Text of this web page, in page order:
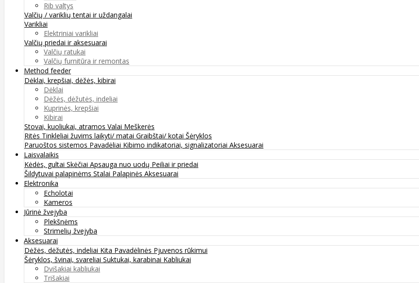
Rib valtys
Valčių / variklių tentai ir uždangalai
Varikliai
Elektriniai varikliai
Valčių priedai ir aksesuarai
Valčių ratukai
Valčių furnitūra ir remontas
Method feeder
Dėklai, krepšiai, dėžės, kibirai
Dėklai
Dėžės, dėžutės, indeliai
Kuprinės, krepšiai
Kibirai
Stovai, kuoliukai, atramos Valai Meškerės
Ritės Tinkleliai žuvims laikyti/ matai Graibštai/ kotai Šėryklos
Paruoštos sistemos Pavadėliai Kibimo indikatoriai, signalizatoriai Aksesuarai
Laisvalaikis
Kėdės, gultai Skėčiai Apsauga nuo uodų Peiliai ir priedai
Šildytuvai palapinėms Stalai Palapinės Aksesuarai
Elektronika
Echolotai
Kameros
Jūrinė žvejyba
Plekšnėms
Strimelių žvejyba
Aksesuarai
Dėžės, dėžutės, indeliai Kita Pavadėlinės Pjuvenos rūkimui
Šėryklos, švinai, svareliai Suktukai, karabinai Kabliukai
Dvišakiai kabliukai
Trišakiai